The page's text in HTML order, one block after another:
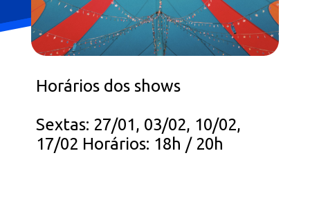
Horários dos shows
Sextas: 27/01, 03/02, 10/02,
17/02 Horários: 18h / 20h